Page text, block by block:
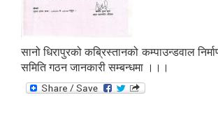
सानो धिरापुरको कब्रिस्तानको कम्पाउन्डवाल
समिति गठन जानकारी सम्बन्धमा ।।।